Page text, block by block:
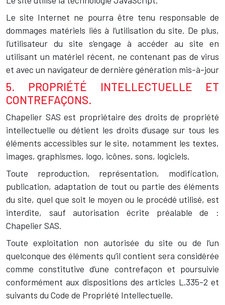
Le site Internet ne pourra être tenu responsable de
dommages matériels liés à l’utilisation du site. De plus,
l’utilisateur du site s’engage à accéder au site en
utilisant un matériel récent, ne contenant pas de virus
et avec un navigateur de dernière génération mis-à-jour
5. PROPRIÉTÉ INTELLECTUELLE ET
CONTREFAÇONS.
Chapelier SAS est propriétaire des droits de propriété
intellectuelle ou détient les droits d’usage sur tous les
éléments accessibles sur le site, notamment les textes,
images, graphismes, logo, icônes, sons, logiciels.
Toute reproduction, représentation, modification,
publication, adaptation de tout ou partie des éléments
du site, quel que soit le moyen ou le procédé utilisé, est
interdite, sauf autorisation écrite préalable de :
Chapelier SAS.
Toute exploitation non autorisée du site ou de l’un
quelconque des éléments qu’il contient sera considérée
comme constitutive d’une contrefaçon et poursuivie
conformément aux dispositions des articles L.335-2 et
suivants du Code de Propriété Intellectuelle.